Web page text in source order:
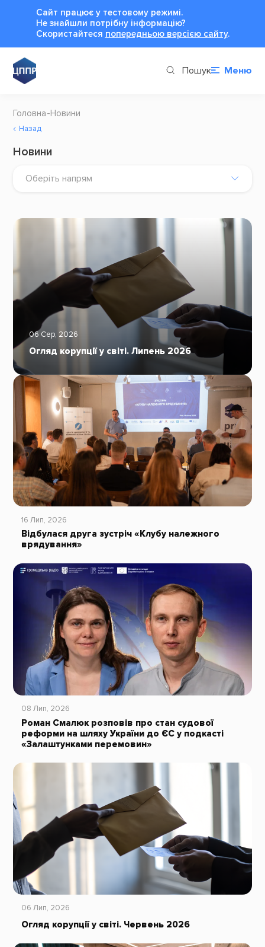
Сайт працює у тестовому режимі.
Не знайшли потрібну інформацію?
Cкористайтеся попередньою версією сайту.
Пошук Меню
Головна Новини
Назад
Новини
Оберіть напрям
06 Сер, 2026
Огляд корупції у світі. Липень 2026
16 Лип, 2026
Відбулася друга зустріч «Клубу належного
врядування»
08 Лип, 2026
Роман Смалюк розповів про стан судової
реформи на шляху України до ЄС у подкасті
«Залаштунками перемовин»
06 Лип, 2026
Огляд корупції у світі. Червень 2026